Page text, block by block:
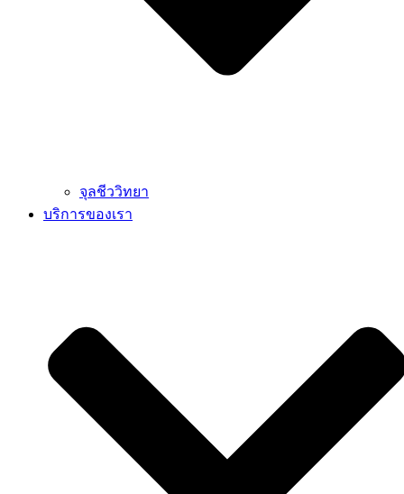
จุลชีววิทยา
บริการของเรา